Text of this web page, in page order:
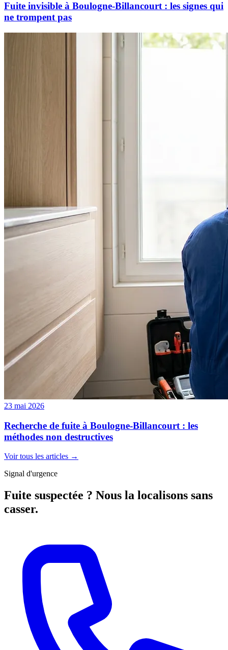
Fuite invisible à Boulogne-Billancourt : les signes qui
ne trompent pas
23 mai 2026
Recherche de fuite à Boulogne-Billancourt : les
méthodes non destructives
Voir tous les articles →
Signal d'urgence
Fuite suspectée ? Nous la localisons sans
casser.